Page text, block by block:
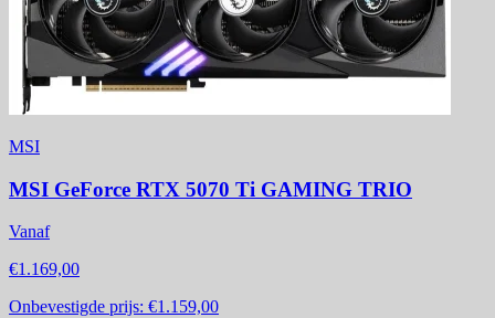
MSI
MSI GeForce RTX 5070 Ti GAMING TRIO
Vanaf
€1.169,00
Onbevestigde prijs: €1.159,00